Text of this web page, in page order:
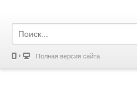
Полная версия сайта